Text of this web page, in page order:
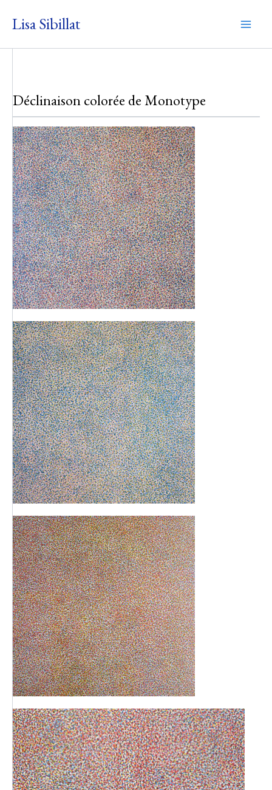
Lisa Sibillat
Déclinaison colorée de Monotype